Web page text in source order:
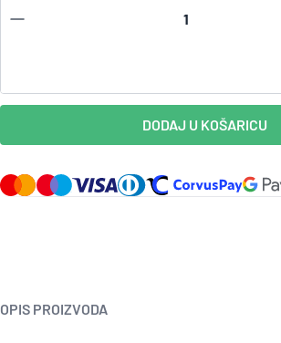
OPIS PROIZVODA
DODAJ U KOŠARICU